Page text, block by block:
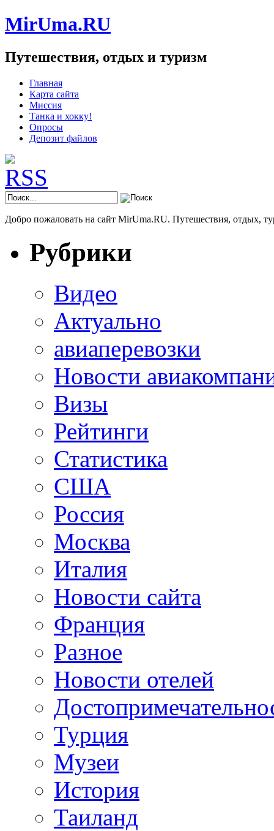
MirUma.RU
Путешествия, отдых и туризм
Главная
Карта сайта
Миссия
Танка и хокку!
Опросы
Депозит файлов
Добро пожаловать на сайт MirUma.RU. Путешествия, отдых,
Рубрики
Видео
Актуально
авиаперевозки
Новости
Визы
Рейтинги
Статистика
США
Россия
Москва
Италия
Новости сайта
Франция
Разное
Новости отелей
Турция
Музеи
История
Таиланд